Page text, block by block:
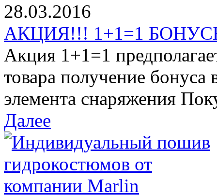
28.03.2016
АКЦИЯ!!! 1+1=1
Акция 1+1=1
товара получение бонуса
элемента снаряжения
Далее